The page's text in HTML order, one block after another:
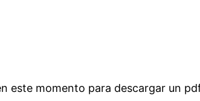
este momento para descargar un